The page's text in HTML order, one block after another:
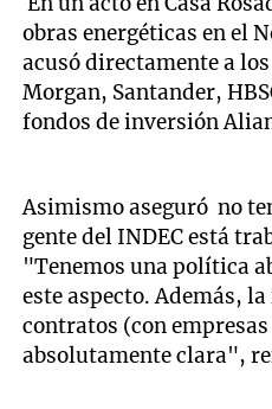
obras energéticas en el
acusó directamente a
Morgan, Santander,
fondos de inversión
Asimismo aseguró no
gente del INDEC está
"Tenemos una política
este aspecto. Además,
contratos (con
absolutamente clara",